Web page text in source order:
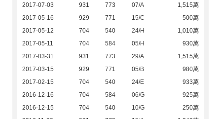
2017-07-03
931 773 07/A
1,515萬
2017-05-16
929 771 15/C
500萬
2017-05-12
704 540 24/H
1,010萬
2017-05-11
704 584 05/H
930萬
2017-03-31
931 773 29/A
1,515萬
2017-03-15
929 771 05/B
980萬
2017-02-15
704 540 24/E
933萬
2016-12-16
704 584 06/G
925萬
2016-12-15
704 540 10/G
250萬